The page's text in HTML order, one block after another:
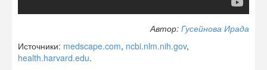
Автор: Гусейнова Ирада
Источники: medscape.com, ncbi.nlm.nih.gov,
health.harvard.edu.